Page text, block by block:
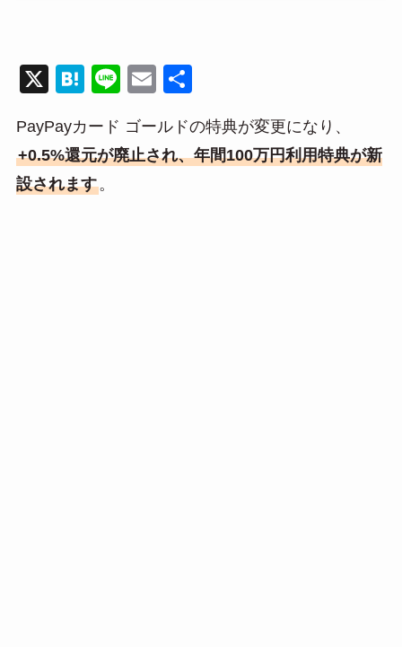
X
H
e
n
a
Li
e
E
ail
PayPayカード ゴールドの特典が変更になり、
+0.5%還元が廃止され、年間100万円利用特典が新
設されます。